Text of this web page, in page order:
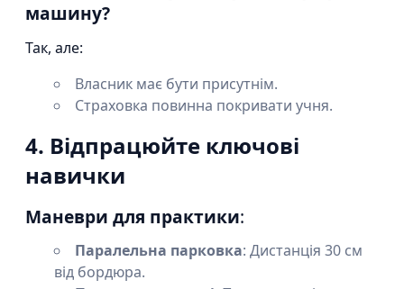
машину?
Так, але:
Власник має бути присутнім.
Страховка повинна покривати учня.
4. Відпрацюйте ключові
навички
Маневри для практики:
Паралельна парковка: Дистанція 30 см
від бордюра.